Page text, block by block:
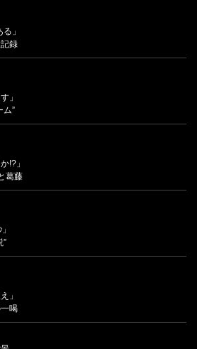
」
録
」
ム”
!?」
葛藤
”
」
喝